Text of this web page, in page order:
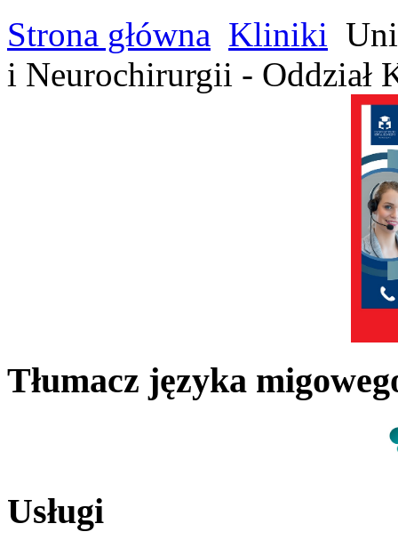
Strona główna Kliniki
i Neurochirurgii - Oddział
Tłumacz języka
Usługi